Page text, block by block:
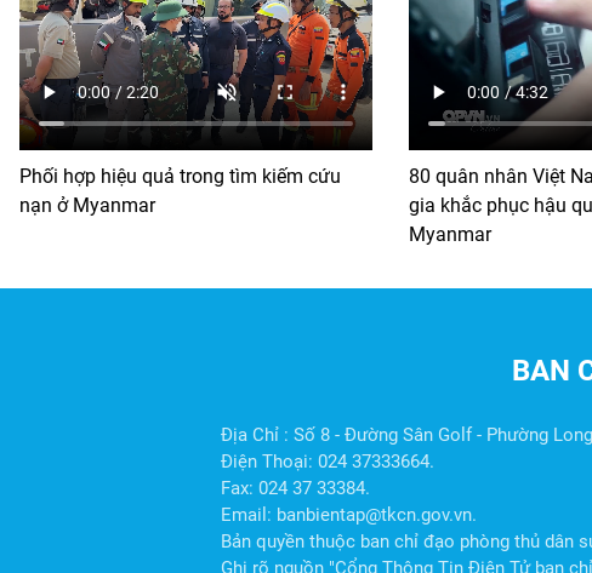
Phối hợp hiệu quả trong tìm kiếm cứu
nạn ở Myanmar
80 quân nhân Việt
gia khắc phục hậu
Myanmar
BAN
Địa Chỉ : Số 8 - Đường Sân Golf - Phường
Điện Thoại: 024 37333664.
Fax: 024 37 33384.
Email: banbientap@tkcn.gov.vn.
Bản quyền thuộc ban chỉ đạo phòng thủ dân
Ghi rõ nguồn "Cổng Thông Tin Điện Tử ban